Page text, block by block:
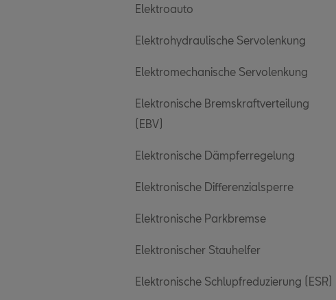
Elektroauto
Elektrohydraulische Servolenkung
Elektromechanische Servolenkung
Elektronische Bremskraftverteilung
(EBV)
Elektronische Dämpferregelung
Elektronische Differenzialsperre
Elektronische Parkbremse
Elektronischer Stauhelfer
Elektronische Schlupfreduzierung (ESR)